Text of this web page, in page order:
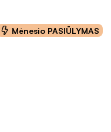
Mėnesio PASIŪLYMAS